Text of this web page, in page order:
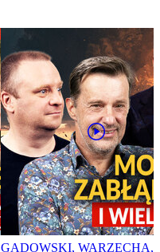
GADOWSKI, WARZECHA,